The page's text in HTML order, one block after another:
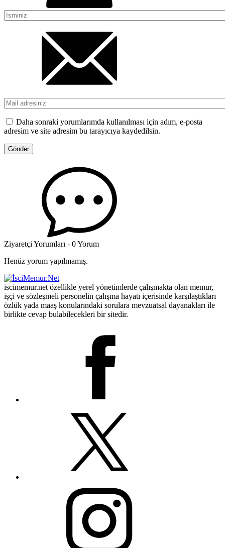
Daha sonraki yorumlarımda kullanılması için adım, e-posta
adresim ve site adresim bu tarayıcıya kaydedilsin.
Ziyaretçi Yorumları - 0 Yorum
Henüz yorum yapılmamış.
iscimemur.net özellikle yerel yönetimlerde çalışmakta olan memur,
işçi ve sözleşmeli personelin çalışma hayatı içerisinde karşılaştıkları
özlük yada maaş konularındaki sorulara mevzuatsal dayanakları ile
birlikte cevap bulabilecekleri bir sitedir.